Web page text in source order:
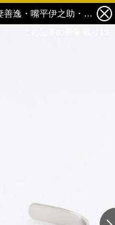
『鬼滅の刃』より、竈門炭治郎・我妻善逸・嘴平伊之助・冨岡義勇のボクサーパンツ＆ネームバングルが登場！ 15枚目の写真・画像